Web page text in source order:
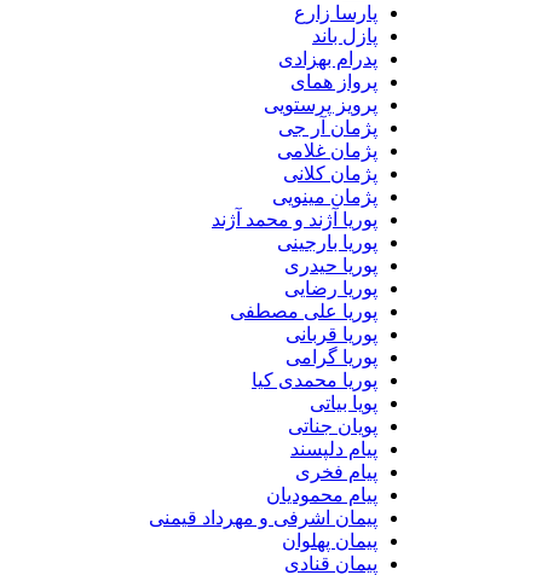
پارسا زارع
پازل باند
پدرام بهزادی
پرواز همای
پرویز پرستویی
پژمان آر جی
پژمان غلامی
پژمان کلانی
پژمان مینویی
پوریا آژند و محمد آژند
پوریا بارجینی
پوریا حیدری
پوریا رضایی
پوریا علی مصطفی
پوریا قربانی
پوریا گرامی
پوریا محمدی کیا
پویا بیاتی
پویان جناتی
پیام دلپسند
پیام فخری
پیام محمودیان
پیمان اشرفی و مهرداد قیمنی
پیمان پهلوان
پیمان قنادی